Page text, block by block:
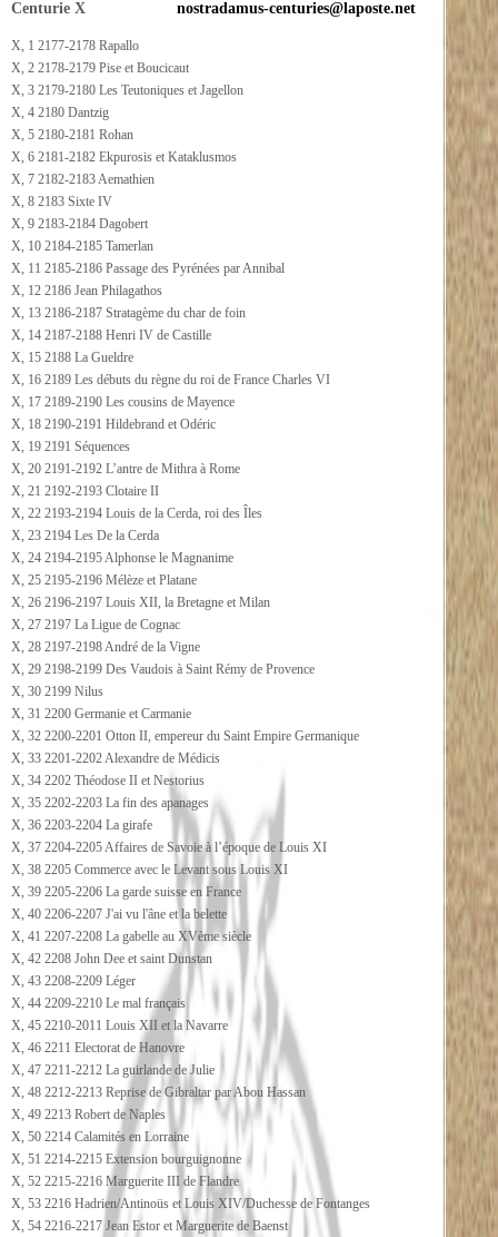
Centurie X
X, 1 2177-2178 Rapallo
X, 2 2178-2179 Pise et Boucicaut
X, 3 2179-2180 Les Teutoniques et Jagellon
X, 4 2180 Dantzig
X, 5 2180-2181 Rohan
X, 6 2181-2182 Ekpurosis et Kataklusmos
X, 7 2182-2183 Aemathien
X, 8 2183 Sixte IV
X, 9 2183-2184 Dagobert
X, 10 2184-2185 Tamerlan
X, 11 2185-2186 Passage des Pyrénées par Annibal
X, 12 2186 Jean Philagathos
X, 13 2186-2187 Stratagème du char de foin
X, 14 2187-2188 Henri IV de Castille
X, 15 2188 La Gueldre
X, 16 2189 Les débuts du règne du roi de France Charles VI
X, 17 2189-2190 Les cousins de Mayence
X, 18 2190-2191 Hildebrand et Odéric
X, 19 2191 Séquences
X, 20 2191-2192 L’antre de Mithra à Rome
X, 21 2192-2193 Clotaire II
X, 22 2193-2194 Louis de la Cerda, roi des Îles
X, 23 2194 Les De la Cerda
X, 24 2194-2195 Alphonse le Magnanime
X, 25 2195-2196 Mélèze et Platane
X, 26 2196-2197 Louis XII, la Bretagne et Milan
X, 27 2197 La Ligue de Cognac
X, 28 2197-2198 André de la Vigne
X, 29 2198-2199 Des Vaudois à Saint Rémy de Provence
X, 30 2199 Nilus
X, 31 2200 Germanie et Carmanie
X, 32 2200-2201 Otton II, empereur du Saint Empire Germanique
X, 33 2201-2202 Alexandre de Médicis
X, 34 2202 Théodose II et Nestorius
X, 35 2202-2203 La fin des apanages
X, 36 2203-2204 La girafe
X, 37 2204-2205 Affaires de Savoie à l’époque de Louis XI
X, 38 2205 Commerce avec le Levant sous Louis XI
X, 39 2205-2206 La garde suisse en France
X, 40 2206-2207 J'ai vu l'âne et la belette
X, 41 2207-2208 La gabelle au XVème siècle
X, 42 2208 John Dee et saint Dunstan
X, 43 2208-2209 Léger
X, 44 2209-2210 Le mal français
X, 45 2210-2011 Louis XII et la Navarre
X, 46 2211 Electorat de Hanovre
X, 47 2211-2212 La guirlande de Julie
X, 48 2212-2213 Reprise de Gibraltar par Abou Hassan
X, 49 2213 Robert de Naples
X, 50 2214 Calamités en Lorraine
X, 51 2214-2215 Extension bourguignonne
X, 52 2215-2216 Marguerite III de Flandre
X, 53 2216 Hadrien/Antinoüs et Louis XIV/Duchesse de Fontanges
X, 54 2216-2217 Jean Estor et Marguerite de Baenst
nostradamus-centuries@laposte.net